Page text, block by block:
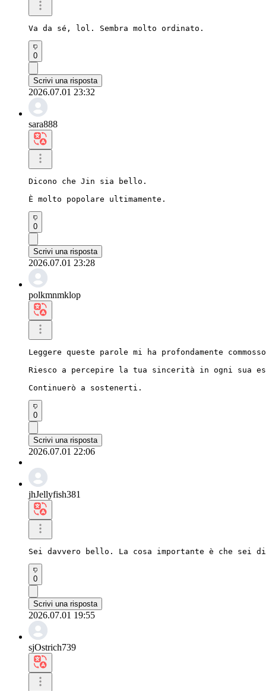
Va da sé, lol. Sembra molto ordinato.
0
Scrivi una risposta
2026.07.01 23:32
sara888
Dicono che Jin sia bello.
È molto popolare ultimamente.
0
Scrivi una risposta
2026.07.01 23:28
polkmnmklop
Leggere queste parole mi ha profondamente
Riesco a percepire la tua sincerità in ogni sua
Continuerò a sostenerti.
0
Scrivi una risposta
2026.07.01 22:06
jhJellyfish381
Sei davvero bello. La cosa importante è che sei
0
Scrivi una risposta
2026.07.01 19:55
sjOstrich739